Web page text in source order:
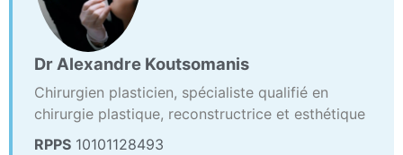
Dr Alexandre Koutsomanis
Chirurgien plasticien, spécialiste qualifié en
chirurgie plastique, reconstructrice et esthétique
RPPS 10101128493